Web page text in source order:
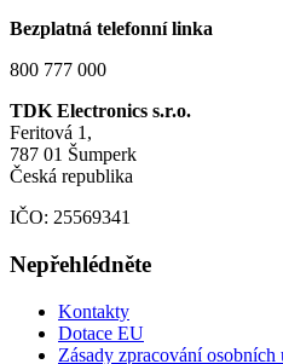
Bezplatná telefonní linka
800 777 000
TDK Electronics s.r.o.
Feritová 1,
787 01 Šumperk
Česká republika
IČO: 25569341
Nepřehlédněte
Kontakty
Dotace EU
Zásady zpracování osobních